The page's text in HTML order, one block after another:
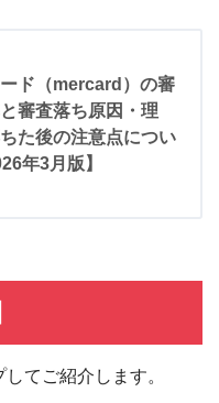
ド（mercard）の審
審査落ち原因・理
た後の注意点につい
年3月版】
てご紹介します。